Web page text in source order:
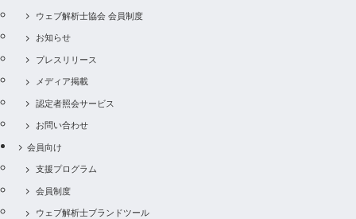
ウェブ解析士協会 会員制度
お知らせ
プレスリリース
メディア掲載
認定者照会サービス
お問い合わせ
会員向け
支援プログラム
会員制度
ウェブ解析士ブランドツール